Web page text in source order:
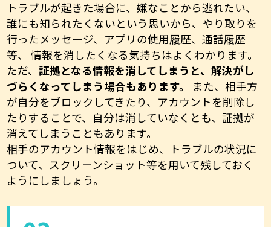
トラブルが起きた場合に、嫌なことから逃れたい、
誰にも知られたくないという思いから、やり取りを
行ったメッセージ、アプリの使用履歴、通話履歴
等、 情報を消したくなる気持ちはよくわかります。
ただ、証拠となる情報を消してしまうと、解決がし
づらくなってしまう場合もあります。
また、相手方
が自分をブロックしてきたり、アカウントを削除し
たりすることで、自分は消していなくとも、証拠が
消えてしまうこともあります。
相手のアカウント情報をはじめ、トラブルの状況に
ついて、スクリーンショット等を用いて残しておく
ようにしましょう。